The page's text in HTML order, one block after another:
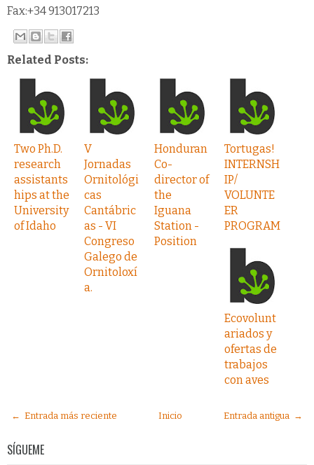
Fax:+34 913017213
Related Posts:
Two Ph.D.
research
assistants
hips at the
University
of Idaho
V
Jornadas
Ornitológi
cas
Cantábric
as - VI
Congreso
Galego de
Ornitoloxí
a.
Honduran
Co-
director of
the
Iguana
Station ­
Position
Tortugas!
INTERNSH
IP/
VOLUNTE
ER
PROGRAM
Ecovolunt
ariados y
ofertas de
trabajos
con aves
← Entrada más reciente Entrada antigua →
Inicio
SÍGUEME